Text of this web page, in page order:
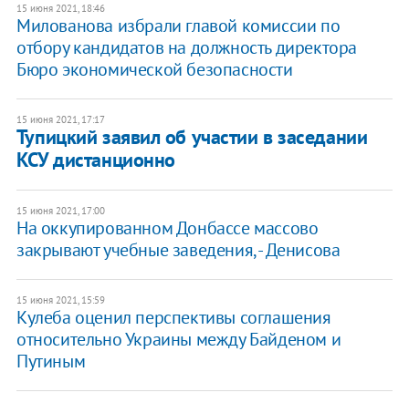
15 июня 2021, 18:46
Милованова избрали главой комиссии по
отбору кандидатов на должность директора
Бюро экономической безопасности
15 июня 2021, 17:17
Тупицкий заявил об участии в заседании
КСУ дистанционно
15 июня 2021, 17:00
На оккупированном Донбассе массово
закрывают учебные заведения, - Денисова
15 июня 2021, 15:59
Кулеба оценил перспективы соглашения
относительно Украины между Байденом и
Путиным